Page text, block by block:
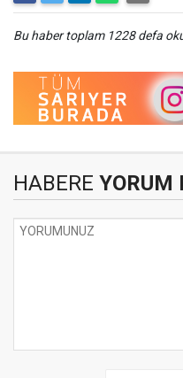
Bu haber toplam 1228 defa
HABERE YORUM